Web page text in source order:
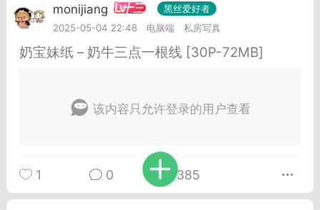
十三
黑丝爱好者
告】不会解压&&网站帮助看这里&&
：由于采用了特殊的压缩方式，所以盗
monijiang 十三
黑丝爱好者
2025-05-04 22:48
电脑端 私房写真
奶宝妹纸 – 奶牛三点一根线 [30P-72MB]
该内容只允许登录的用户查看
1 0 385